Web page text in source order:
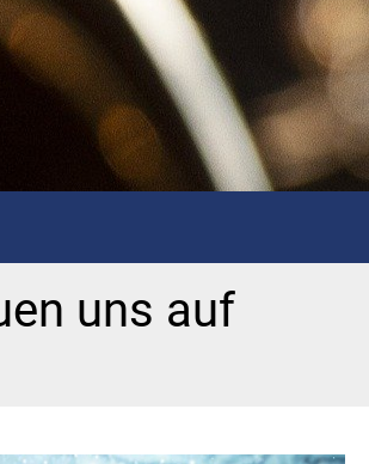
uns auf